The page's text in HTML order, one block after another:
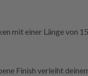
mit einer Länge von
Finish verleiht